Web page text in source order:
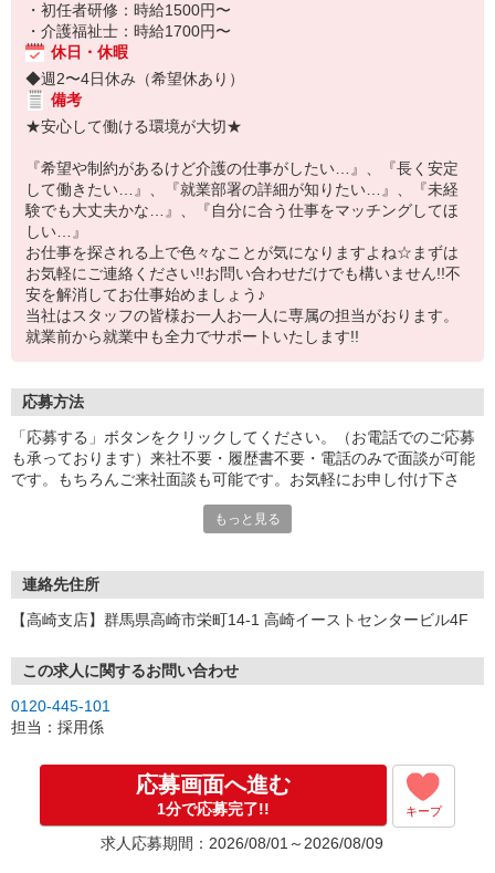
・初任者研修：時給1500円〜
・介護福祉士：時給1700円〜
休日・休暇
◆週2〜4日休み（希望休あり）
備考
★安心して働ける環境が大切★
『希望や制約があるけど介護の仕事がしたい…』、『長く安定
して働きたい…』、『就業部署の詳細が知りたい…』、『未経
験でも大丈夫かな…』、『自分に合う仕事をマッチングしてほ
しい…』
お仕事を探される上で色々なことが気になりますよね☆まずは
お気軽にご連絡ください!!お問い合わせだけでも構いません!!不
安を解消してお仕事始めましょう♪
当社はスタッフの皆様お一人お一人に専属の担当がおります。
就業前から就業中も全力でサポートいたします!!
応募方法
「応募する」ボタンをクリックしてください。（お電話でのご応募
も承っております）来社不要・履歴書不要・電話のみで面談が可能
です。もちろんご来社面談も可能です。お気軽にお申し付け下さ
もっと見る
連絡先住所
【高崎支店】群馬県高崎市栄町14-1 高崎イーストセンタービル4F
この求人に関するお問い合わせ
0120-445-101
担当：採用係
応募画面へ進む
1分で応募完了!! キープ
求人応募期間：2026/08/01～2026/08/09